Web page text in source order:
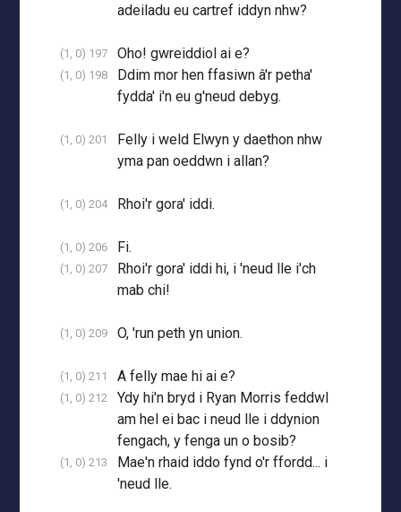
adeiladu eu cartref iddyn nhw?
(1, 0) 197 Oho! gwreiddiol ai e?
(1, 0) 198
Ddim mor hen ffasiwn â'r petha'
fydda' i'n eu g'neud debyg.
(1, 0) 201
Felly i weld Elwyn y daethon nhw
yma pan oeddwn i allan?
(1, 0) 204 Rhoi'r gora' iddi.
(1, 0) 206 Fi.
(1, 0) 207
Rhoi'r gora' iddi hi, i 'neud lle i'ch
mab chi!
(1, 0) 209 O, 'run peth yn union.
(1, 0) 211 A felly mae hi ai e?
(1, 0) 212
Ydy hi'n bryd i Ryan Morris feddwl
am hel ei bac i neud lle i ddynion
fengach, y fenga un o bosib?
(1, 0) 213
Mae'n rhaid iddo fynd o'r ffordd... i
'neud lle.